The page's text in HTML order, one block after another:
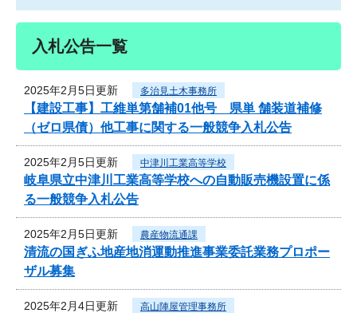
入札公告一覧
2025年2月5日更新 多治見土木事務所
【建設工事】工維単第舗補01他号 県単 舗装道補修
（ゼロ県債）他工事に関する一般競争入札公告
2025年2月5日更新 中津川工業高等学校
岐阜県立中津川工業高等学校への自動販売機設置に係
る一般競争入札公告
2025年2月5日更新 農産物流通課
清流の国ぎふ地産地消運動推進事業委託業務プロポー
ザル募集
2025年2月4日更新 高山陣屋管理事務所